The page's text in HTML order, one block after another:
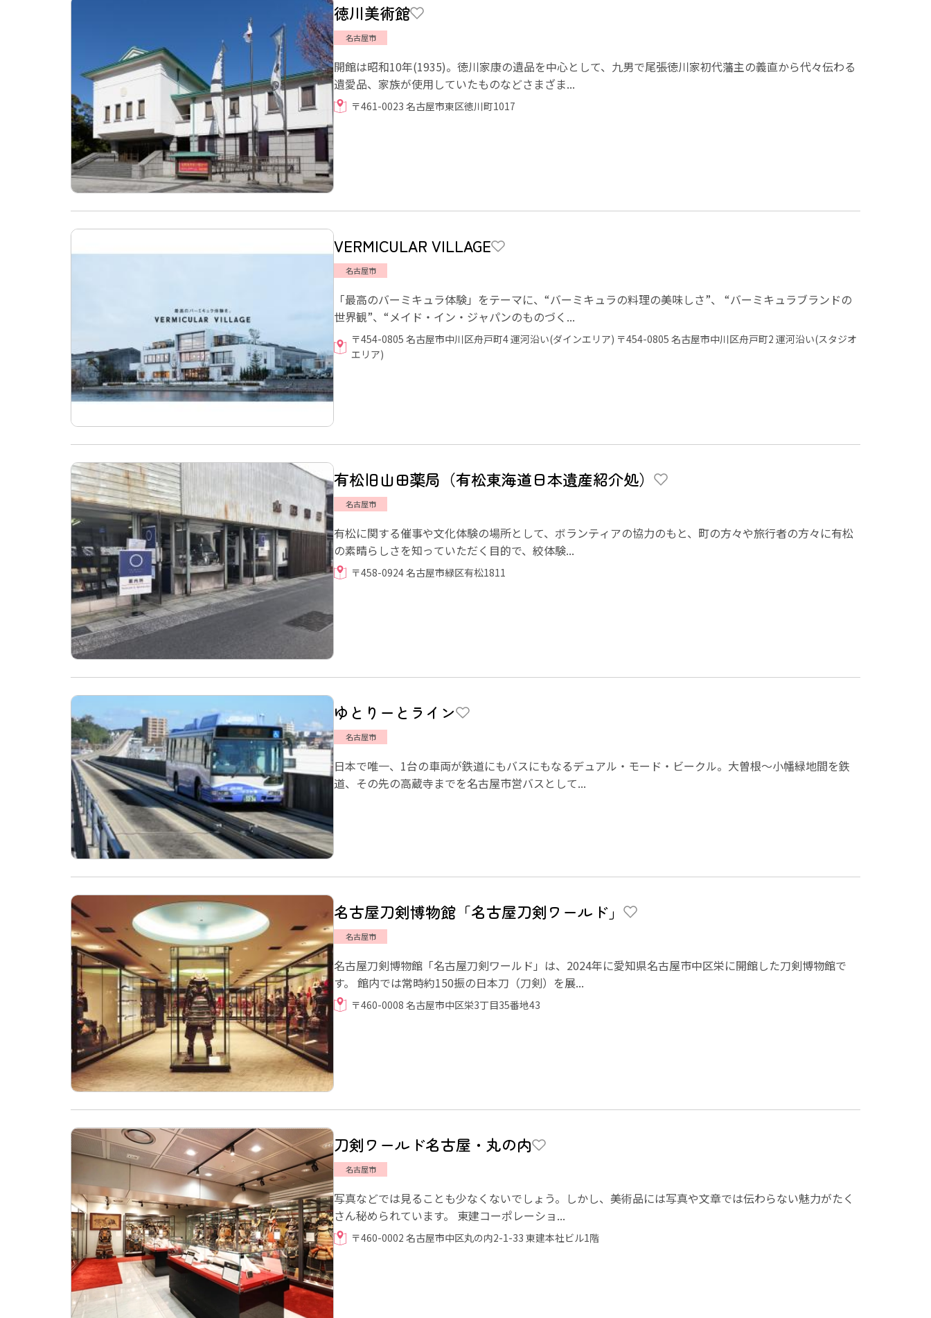
徳川美術館
名古屋市
開館は昭和10年(1935)。徳川家康の遺品を中心として、九男で尾張徳川家初代藩主の義直から代々伝わる
遺愛品、家族が使用していたものなどさまざま...
〒461-0023 名古屋市東区徳川町1017
VERMICULAR VILLAGE
名古屋市
「最高のバーミキュラ体験」をテーマに、“バーミキュラの料理の美味しさ”、 “バーミキュラブランドの
世界観”、“メイド・イン・ジャパンのものづく...
〒454-0805 名古屋市中川区舟戸町4 運河沿い(ダインエリア) 〒454-0805 名古屋市中川区舟戸町2 運河沿い(スタジオ
エリア)
有松旧山田薬局（有松東海道日本遺産紹介処）
名古屋市
有松に関する催事や文化体験の場所として、ボランティアの協力のもと、町の方々や旅行者の方々に有松
の素晴らしさを知っていただく目的で、絞体験...
〒458-0924 名古屋市緑区有松1811
ゆとりーとライン
名古屋市
日本で唯一、1台の車両が鉄道にもバスにもなるデュアル・モード・ビークル。大曽根～小幡緑地間を鉄
道、その先の高蔵寺までを名古屋市営バスとして...
名古屋刀剣博物館「名古屋刀剣ワールド」
名古屋市
名古屋刀剣博物館「名古屋刀剣ワールド」は、2024年に愛知県名古屋市中区栄に開館した刀剣博物館で
す。 館内では常時約150振の日本刀（刀剣）を展...
〒460-0008 名古屋市中区栄3丁目35番地43
刀剣ワールド名古屋・丸の内
名古屋市
写真などでは見ることも少なくないでしょう。しかし、美術品には写真や文章では伝わらない魅力がたく
さん秘められています。 東建コーポレーショ...
〒460-0002 名古屋市中区丸の内2-1-33 東建本社ビル1階